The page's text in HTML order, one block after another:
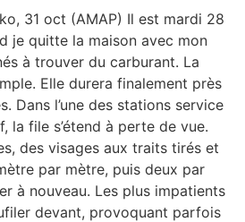
31 oct (AMAP) Il est mardi 28
je quitte la maison avec mon
à trouver du carburant. La
Elle durera finalement près
Dans l’une des stations service
la file s’étend à perte de vue.
des visages aux traits tirés et
par mètre, puis deux par
à nouveau. Les plus impatients
devant, provoquant parfois